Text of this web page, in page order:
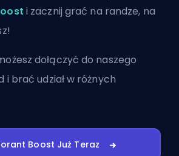
i zacznij grać na randze, na
dołączyć do naszego
i brać udział w różnych
Boost Już Teraz